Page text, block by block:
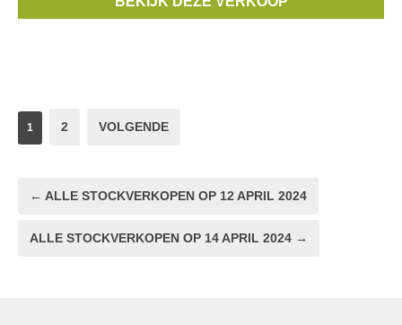
1 2 VOLGENDE
← ALLE STOCKVERKOPEN OP 12 APRIL 2024
ALLE STOCKVERKOPEN OP 14 APRIL 2024 →